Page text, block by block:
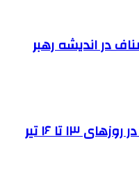
در اندیشه رهبر
اتحادیه های صنفی تهران در روزهای ۱۳ تا ۱۶ تیر